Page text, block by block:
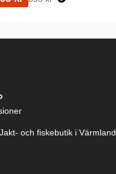
och fiskebutik i Värmland